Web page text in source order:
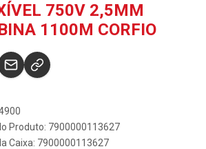
750V 2,5MM
1100M CORFIO
Produto: 7900000113627
Caixa: 7900000113627